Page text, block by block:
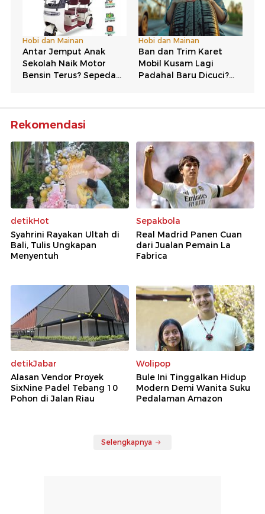
Rekomendasi
detikHot
Syahrini Rayakan Ultah di
Bali, Tulis Ungkapan
Menyentuh
Sepakbola
Real Madrid Panen Cuan
dari Jualan Pemain La
Fabrica
detikJabar
Alasan Vendor Proyek
SixNine Padel Tebang 10
Pohon di Jalan Riau
Wolipop
Bule Ini Tinggalkan Hidup
Modern Demi Wanita Suku
Pedalaman Amazon
Selengkapnya